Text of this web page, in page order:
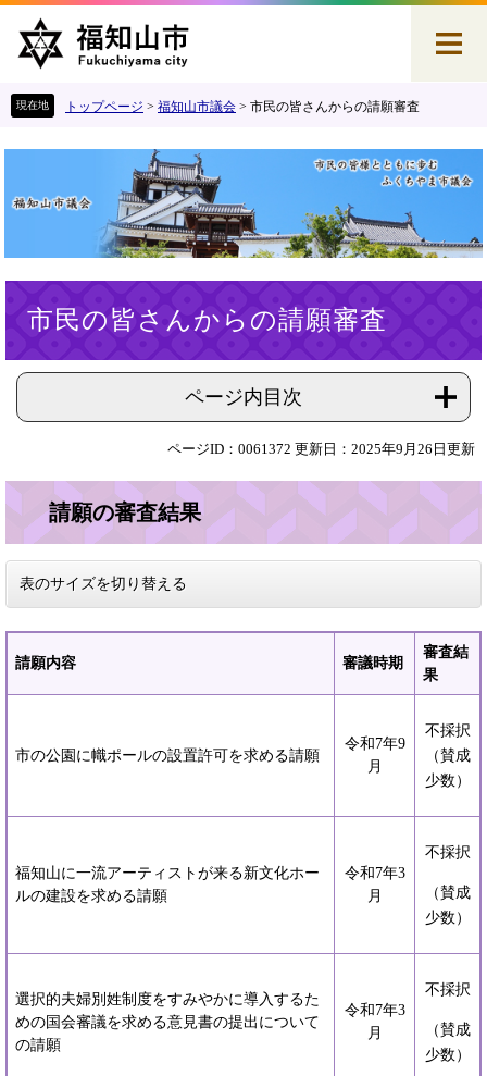
で
。
ば
て
へ
トップページ > 福知山市議会 > 市民の皆さんからの請願審査
市民の皆さんからの請願審査
ページ内目次
ページID：0061372 更新日：2025年9月26日更新
請願の審査結果
表のサイズを切り替える
請願内容 審議時期
審査結
果
市の公園に幟ポールの設置許可を求める請願
令和7年9
月
不採択
（賛成
少数）
福知山に一流アーティストが来る新文化ホー
ルの建設を求める請願
令和7年3
月
不採択
（賛成
少数）
選択的夫婦別姓制度をすみやかに導入するた
めの国会審議を求める意見書の提出について
の請願
令和7年3
月
不採択
（賛成
少数）